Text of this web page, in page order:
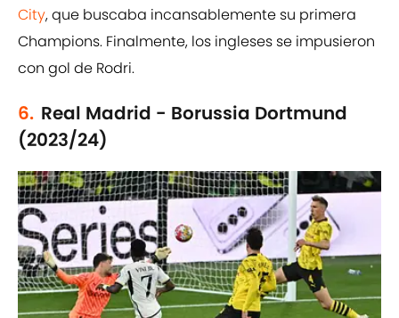
City, que buscaba incansablemente su primera
Champions. Finalmente, los ingleses se impusieron
con gol de Rodri.
6. Real Madrid - Borussia Dortmund
(2023/24)